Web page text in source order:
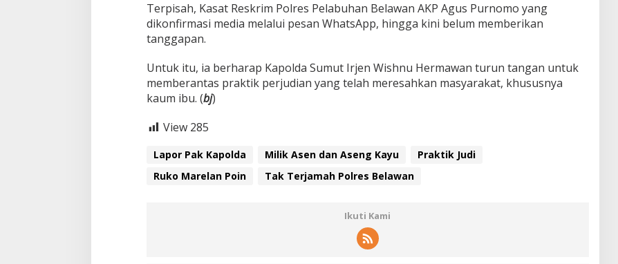
e
n
d
a
A
s
e
g
K
y
u
T
Terpisah, Kasat Reskrim Polres Pelabuhan Belawan AKP Agus Purnomo yang
dikonfirmasi media melalui pesan WhatsApp, hingga kini belum memberikan
tanggapan.
Untuk itu, ia berharap Kapolda Sumut Irjen Wishnu Hermawan turun tangan untuk
memberantas praktik perjudian yang telah meresahkan masyarakat, khususnya
kaum ibu. (bj)
View 285
Lapor Pak Kapolda Milik Asen dan Aseng Kayu
Praktik Judi
Ruko Marelan Poin
Tak Terjamah Polres Belawan
Ikuti Kami